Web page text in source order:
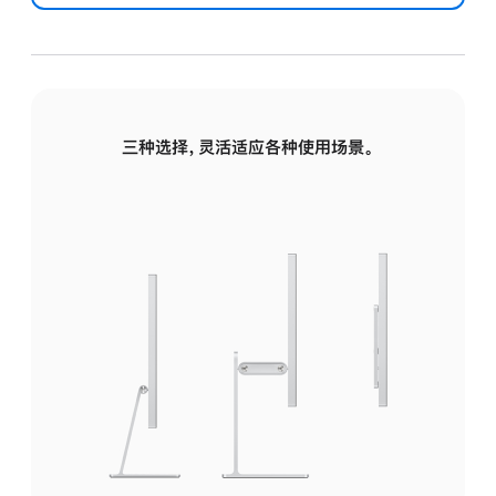
三种选择，灵活适应各种使用场景。